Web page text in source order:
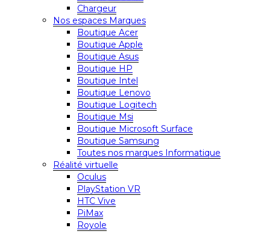
Chargeur
Nos espaces Marques
Boutique Acer
Boutique Apple
Boutique Asus
Boutique HP
Boutique Intel
Boutique Lenovo
Boutique Logitech
Boutique Msi
Boutique Microsoft Surface
Boutique Samsung
Toutes nos marques Informatique
Réalité virtuelle
Oculus
PlayStation VR
HTC Vive
PiMax
Royole